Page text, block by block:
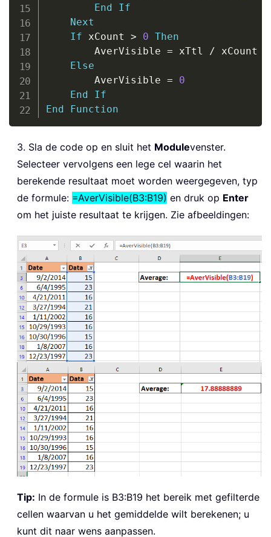
End
If
Next
If xCount > 0 Then
        AverVisible
= xTtl / xCount
Else
        AverVisible
=
0
End
If
End
Function
3. Sla de code op en sluit het Modulevenster.
Selecteer vervolgens een lege cel waarin het
berekende resultaat moet worden weergegeven, typ
de formule: =AverVisible(B3:B19) en druk op Enter
om het juiste resultaat te krijgen. Zie afbeeldingen:
Tip: In de formule is B3:B19 het bereik met gefilterde
cellen waarvan u het gemiddelde wilt berekenen; u
kunt dit naar wens aanpassen.